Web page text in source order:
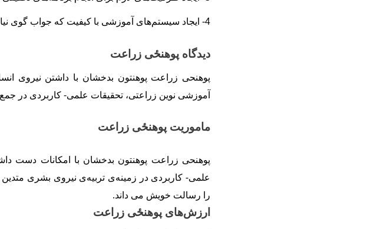
4- ایجاد سیستم های آموزشی با کیفیت که جواب گوی
دیدگاه پوهنځی زراعت
پوهنحی زراعت پوهنتون بدخشان با داشتن نیروی
آموزشی نوین زراعتی، تحقیقات علمی- کاربردی در جمع
ماموریت پوهنځی زراعت
پوهنحی زراعت پوهنتون بدخشان با امکانات دست
علمی- کاربردی در زمینهی تربیهی نیروی بشری
را رسالت خویش می داند.
ارزشهای پوهنځی زراعت